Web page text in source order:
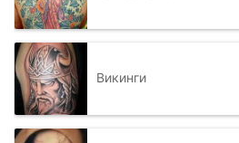
Викинги